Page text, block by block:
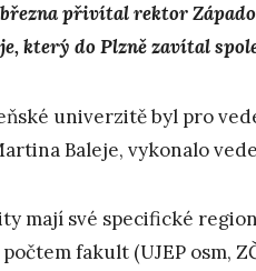
března přivítal rektor
který do Plzně zavítal
univerzitě byl pro
Baleje, vykonalo
mají své specifické
počtem fakult (UJEP osm,